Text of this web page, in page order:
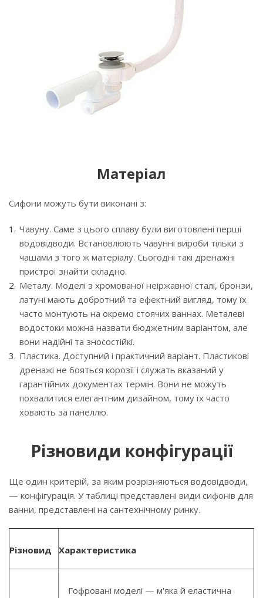
Матеріал
Сифони можуть бути виконані з:
Чавуну. Саме з цього сплаву були виготовлені перші
водовідводи. Встановлюють чавунні вироби тільки з
чашами з того ж матеріалу. Сьогодні такі дренажні
пристрої знайти складно.
Металу. Моделі з хромованої неіржавної сталі, бронзи,
латуні мають добротний та ефектний вигляд, тому їх
часто монтують на окремо стоячих ваннах. Металеві
водостоки можна назвати бюджетним варіантом, але
вони надійні та зносостійкі.
Пластика. Доступний і практичний варіант. Пластикові
дренажі не бояться корозії і служать вказаний у
гарантійних документах термін. Вони не можуть
похвалитися елегантним дизайном, тому їх часто
ховають за панеллю.
Різновиди конфігурації
Ще один критерій, за яким розрізняються водовідводи,
— конфігурація. У таблиці представлені види сифонів для
ванни, представлені на сантехнічному ринку.
Різновид Характеристика
Гофровані моделі — м'яка й еластична